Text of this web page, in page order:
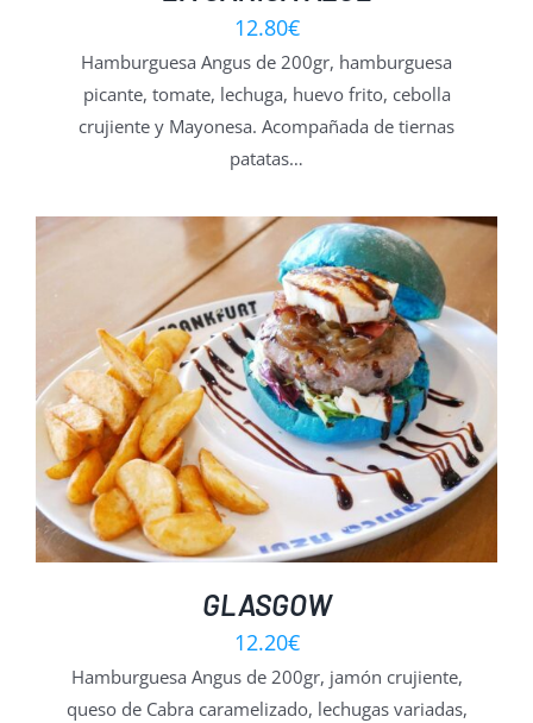
12.80€
Hamburguesa Angus de 200gr, hamburguesa
picante, tomate, lechuga, huevo frito, cebolla
crujiente y Mayonesa. Acompañada de tiernas
patatas…
GLASGOW
12.20€
Hamburguesa Angus de 200gr, jamón crujiente,
queso de Cabra caramelizado, lechugas variadas,